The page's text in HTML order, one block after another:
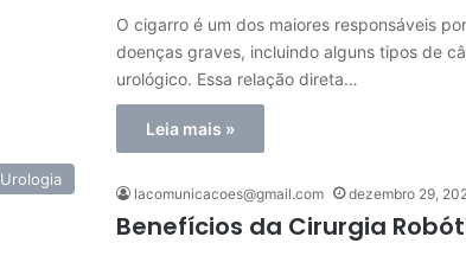
O cigarro é um dos maiores responsáveis
doenças graves, incluindo alguns tipos de
urológico. Essa relação direta…
Leia mais »
Urologia
lacomunicacoes@gmail.com dezembro 29,
Benefícios da Cirurgia